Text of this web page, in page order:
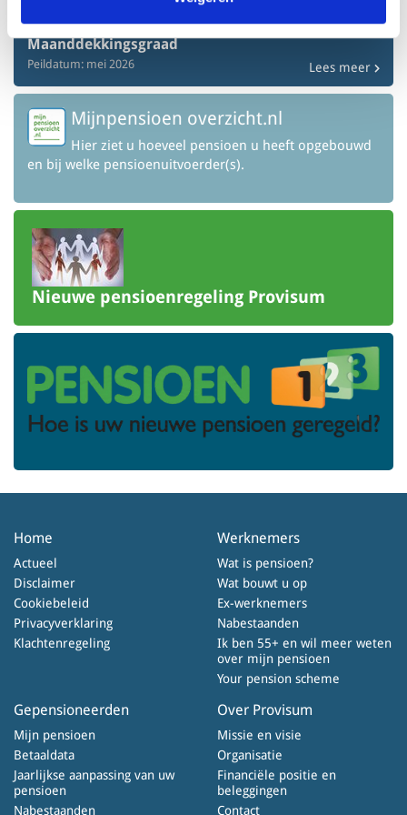
Maanddekkingsgraad
Peildatum: mei 2026 Lees meer
Mijnpensioen overzicht.nl
Hier ziet u hoeveel pensioen u heeft opgebouwd
en bij welke pensioenuitvoerder(s).
Nieuwe pensioenregeling Provisum
Home
Actueel
Disclaimer
Cookiebeleid
Privacyverklaring
Klachtenregeling
Werknemers
Wat is pensioen?
Wat bouwt u op
Ex-werknemers
Nabestaanden
Ik ben 55+ en wil meer weten
over mijn pensioen
Your pension scheme
Gepensioneerden
Mijn pensioen
Betaaldata
Jaarlijkse aanpassing van uw
pensioen
Nabestaanden
Over Provisum
Missie en visie
Organisatie
Financiële positie en
beleggingen
Contact